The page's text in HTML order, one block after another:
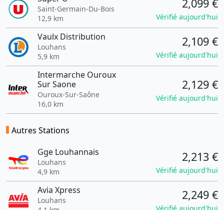
Saint-Germain-Du-Bois
12,9 km
2,099 €
Vérifié aujourd'hui
Vaulx Distribution
Louhans
5,9 km
2,109 €
Vérifié aujourd'hui
Intermarche Ouroux
Sur Saone
Ouroux-Sur-Saône
16,0 km
2,129 €
Vérifié aujourd'hui
Autres Stations
Gge Louhannais
Louhans
4,9 km
2,213 €
Vérifié aujourd'hui
Avia Xpress
Louhans
2,249 €